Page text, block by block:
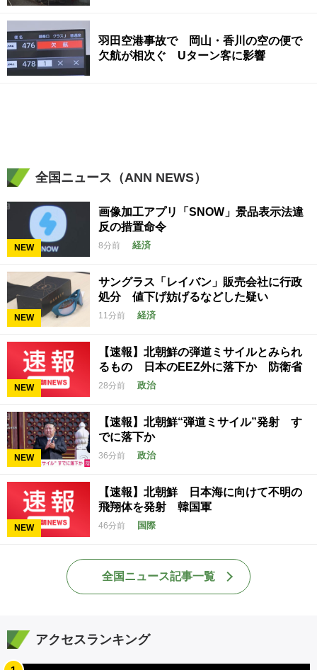
羽田空港事故で 岡山・香川の空の便で
欠航が相次ぐ Uターン客に影響
全国ニュース（ANN NEWS）
NEW
画像加工アプリ「SNOW」景品表示法違
反の措置命令
8分前 経済
NEW
サングラス「レイバン」販売会社に行政
処分 値下げ妨げるなどした疑い
11分前 経済
NEW
【速報】北朝鮮の弾道ミサイルとみられ
るもの 日本のEEZ外に落下か 防衛省
28分前 政治
NEW
【速報】北朝鮮“弾道ミサイル”発射 す
でに落下か
36分前 政治
NEW
【速報】北朝鮮 日本海に向けて不明の
飛翔体を発射 韓国軍
46分前 国際
全国ニュース記事一覧
アクセスランキング